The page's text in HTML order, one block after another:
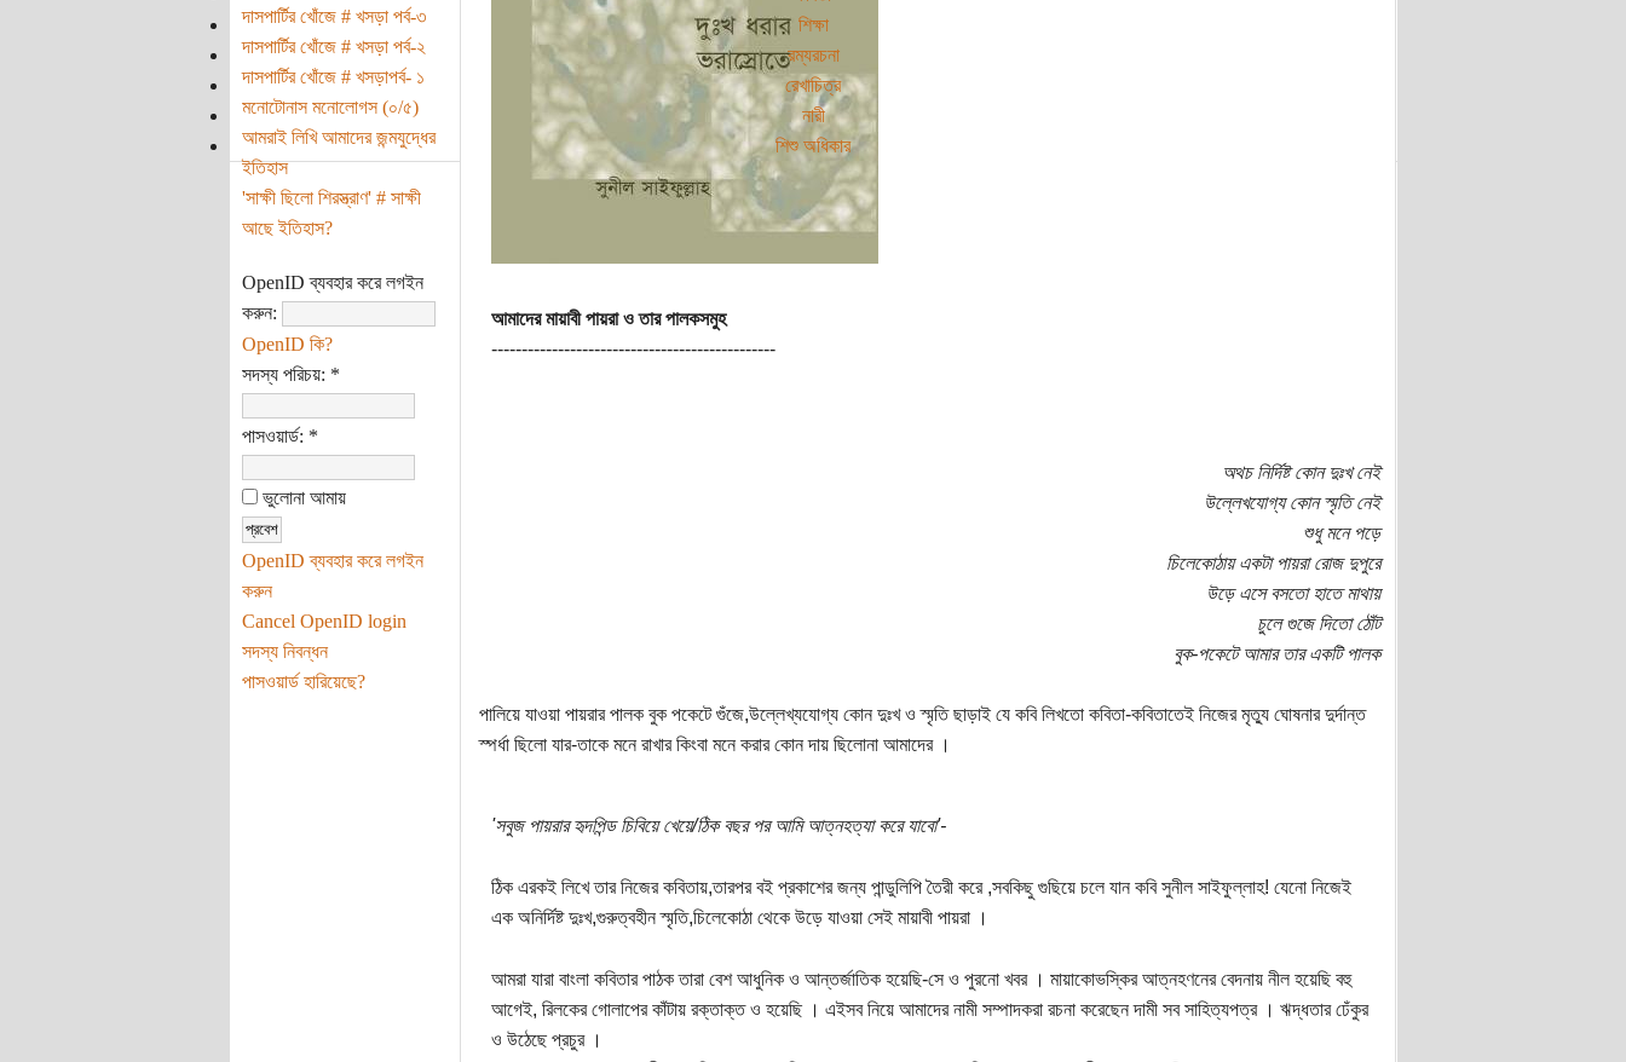
শিক্ষা
রম্যরচনা
রেখাচিত্র
নারী
শিশু অধিকার
দাসপার্টির খোঁজে # খসড়া পর্ব-৩
দাসপার্টির খোঁজে # খসড়া পর্ব-২
দাসপার্টির খোঁজে # খসড়াপর্ব- ১
মনোটোনাস মনোলোগস (০/৫)
আমরাই লিখি আমাদের জন্মযুদ্ধের
ইতিহাস
'সাক্ষী ছিলো শিরস্ত্রাণ' # সাক্ষী
আছে ইতিহাস?
OpenID ব্যবহার করে লগইন
করুন:
OpenID কি?
সদস্য পরিচয়: *
পাসওয়ার্ড: *
ভুলোনা আমায়
OpenID ব্যবহার করে লগইন
করুন
Cancel OpenID login
সদস্য নিবন্ধন
পাসওয়ার্ড হারিয়েছে?
আমাদের মায়াবী পায়রা ও তার পালকসমুহ
-----------------------------------------------
অথচ নির্দিষ্ট কোন দুঃখ নেই
উল্লেখযোগ্য কোন স্মৃতি নেই
শুধু মনে পড়ে
চিলেকোঠায় একটা পায়রা রোজ দুপুরে
উড়ে এসে বসতো হাতে মাথায়
চুলে গুজে দিতো ঠোঁট
বুক-পকেটে আমার তার একটি পালক
পালিয়ে যাওয়া পায়রার পালক বুক পকেটে গুঁজে,উল্লেখ্যযোগ্য কোন দুঃখ ও স্মৃতি ছাড়াই যে কবি লিখতো কবিতা-কবিতাতেই নিজের মৃত্যু ঘোষনার দুর্দান্ত
স্পর্ধা ছিলো যার-তাকে মনে রাখার কিংবা মনে করার কোন দায় ছিলোনা আমাদের ।
'সবুজ পায়রার হৃদপিন্ড চিবিয়ে খেয়ে/ঠিক বছর পর আমি আত্নহত্যা করে যাবো'-
ঠিক এরকই লিখে তার নিজের কবিতায়,তারপর বই প্রকাশের জন্য পান্ডুলিপি তৈরী করে ,সবকিছু গুছিয়ে চলে যান কবি সুনীল সাইফুল্লাহ! যেনো নিজেই
এক অনির্দিষ্ট দুঃখ,গুরুত্বহীন স্মৃতি,চিলেকোঠা থেকে উড়ে যাওয়া সেই মায়াবী পায়রা ।
আমরা যারা বাংলা কবিতার পাঠক তারা বেশ আধুনিক ও আন্তর্জাতিক হয়েছি-সে ও পুরনো খবর । মায়াকোভস্কির আত্নহণনের বেদনায় নীল হয়েছি বহু
আগেই, রিলকের গোলাপের কাঁটায় রক্তাক্ত ও হয়েছি । এইসব নিয়ে আমাদের নামী সম্পাদকরা রচনা করেছেন দামী সব সাহিত্যপত্র । ঋদ্ধতার ঢেঁকুর
ও উঠেছে প্রচুর ।